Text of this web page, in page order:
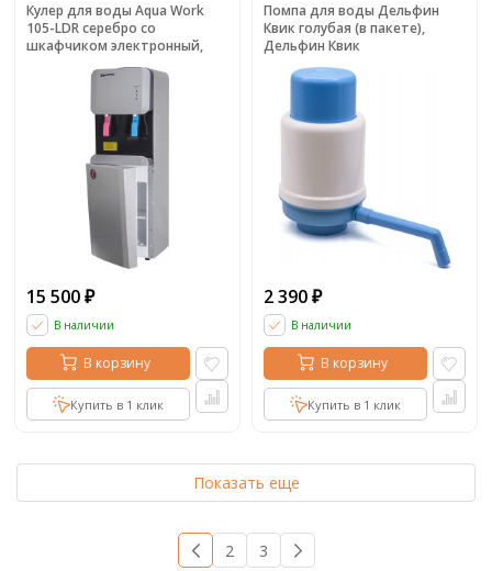
Кулер для воды Aqua Work
105-LDR серебро со
шкафчиком электронный,
15 500 ₽
В наличии
В корзину
Купить в 1 клик
Помпа для воды Дельфин
Квик голубая (в пакете),
Дельфин Квик
2 390 ₽
В наличии
В корзину
Купить в 1 клик
Показать еще
1 2 3 →